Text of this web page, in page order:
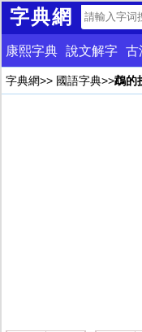
字典網
康熙字典 說文解字 古
字典網>> 國語字典>>鵡的